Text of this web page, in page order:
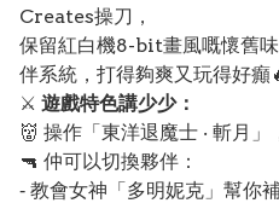
Creates操刀，
保留紅白機8-bit畫風嘅懷舊
伴系統，打得夠爽又玩得好癲
⚔️ 遊戲特色講少少：
👹 操作「東洋退魔士 ‧ 斬月」
🔫 仲可以切換夥伴：
‐ 教會女神「多明妮克」幫你